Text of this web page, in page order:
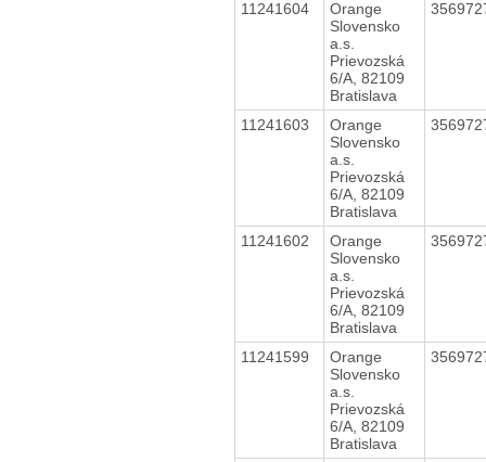
11241604
Orange
Slovensko
a.s.
Prievozská
6/A, 82109
Bratislava
11241603
Orange
Slovensko
a.s.
Prievozská
6/A, 82109
Bratislava
11241602
Orange
Slovensko
a.s.
Prievozská
6/A, 82109
Bratislava
11241599
Orange
Slovensko
a.s.
Prievozská
6/A, 82109
Bratislava